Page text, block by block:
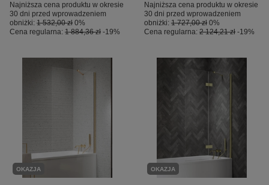
Najniższa cena produktu w okresie
30 dni przed wprowadzeniem
obniżki: 1 532,00 zł 0%
Cena regularna: 1 884,36 zł -19%
Najniższa cena produktu w okresie
30 dni przed wprowadzeniem
obniżki: 1 727,00 zł 0%
Cena regularna: 2 124,21 zł -19%
OKAZJA OKAZJA